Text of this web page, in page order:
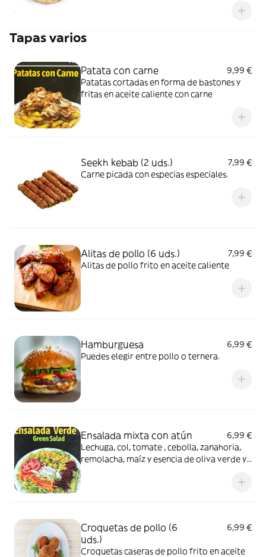
Tapas varios
Patata con carne
9,99 €
Patatas cortadas en forma de bastones y
fritas en aceite caliente con carne
Seekh kebab (2 uds.)
7,99 €
Carne picada con especias especiales.
Alitas de pollo (6 uds.)
7,99 €
Alitas de pollo frito en aceite caliente
Hamburguesa
6,99 €
Puedes elegir entre pollo o ternera.
Ensalada mixta con atún
6,99 €
Lechuga, col, tomate , cebolla, zanahoria,
remolacha, maíz y esencia de oliva verde y
Croquetas de pollo (6
uds.)
6,99 €
Croquetas caseras de pollo frito en aceite